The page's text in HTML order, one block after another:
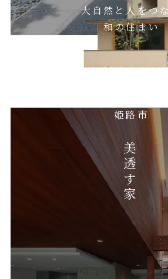
大自然と人をつ
和の住まい
姫路市
美透す家